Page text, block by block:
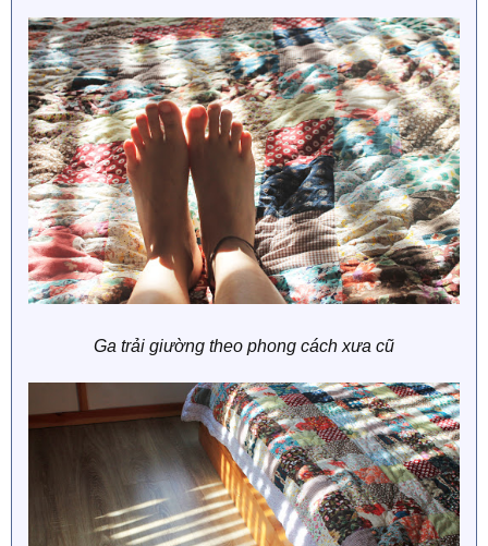
Ga trải giường theo phong cách xưa cũ